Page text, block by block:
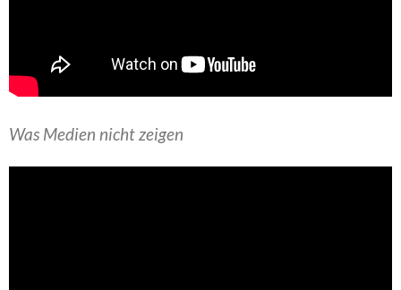
Was Medien nicht zeigen